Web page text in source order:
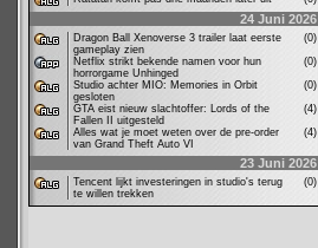
24 Juni 2026
Dragon Ball Xenoverse 3 trailer laat eerste
gameplay zien
(0)
Netflix strikt bekende namen voor hun
horrorgame Unhinged
(0)
Studio achter MIO: Memories in Orbit
gesloten
(0)
GTA eist nieuw slachtoffer: Lords of the
Fallen II uitgesteld
(4)
Alles wat je moet weten over de pre-order
van Grand Theft Auto VI
(4)
23 Juni 2026
Tencent lijkt investeringen in studio's terug
te willen trekken
(0)